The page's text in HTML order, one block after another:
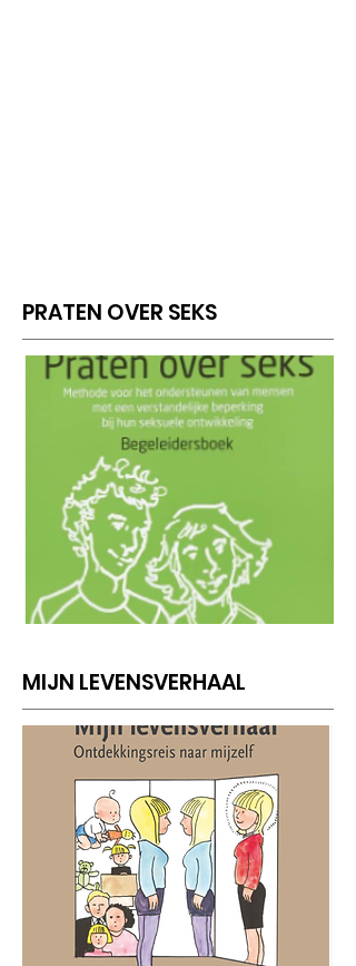
PRATEN OVER SEKS
MIJN LEVENSVERHAAL